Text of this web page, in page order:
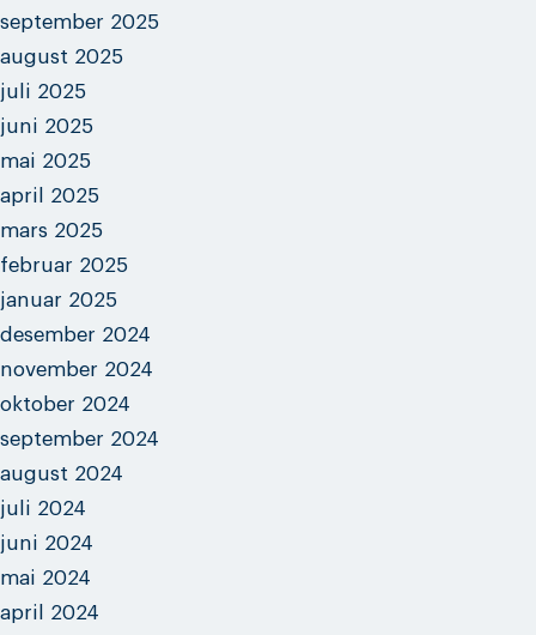
september 2025
august 2025
juli 2025
juni 2025
mai 2025
april 2025
mars 2025
februar 2025
januar 2025
desember 2024
november 2024
oktober 2024
september 2024
august 2024
juli 2024
juni 2024
mai 2024
april 2024